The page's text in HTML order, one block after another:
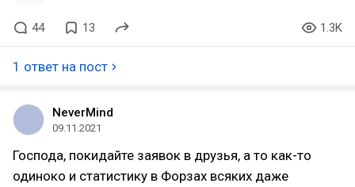
44 13 1.3K
1 ответ на пост
NeverMind
09.11.2021
Господа, покидайте заявок в друзья, а то как-то
одиноко и статистику в Форзах всяких даже